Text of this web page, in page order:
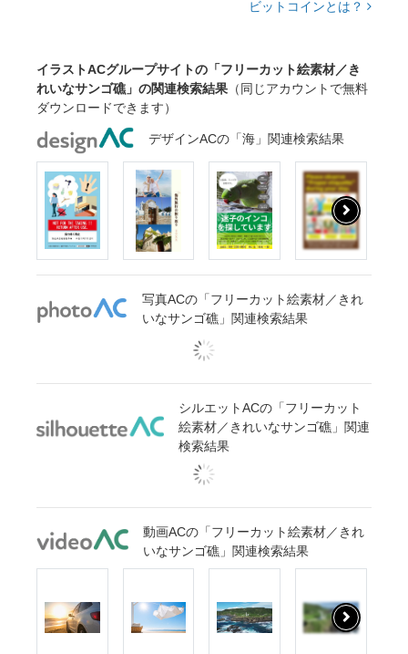
ビットコインとは？
イラストACグループサイトの「フリーカット絵素材／き
れいなサンゴ礁」の関連検索結果 （同じアカウントで無料
ダウンロードできます）
デザインACの「海」関連検索結果
写真ACの「フリーカット絵素材／きれ
いなサンゴ礁」関連検索結果
シルエットACの「フリーカット
絵素材／きれいなサンゴ礁」関連
検索結果
動画ACの「フリーカット絵素材／きれ
いなサンゴ礁」関連検索結果